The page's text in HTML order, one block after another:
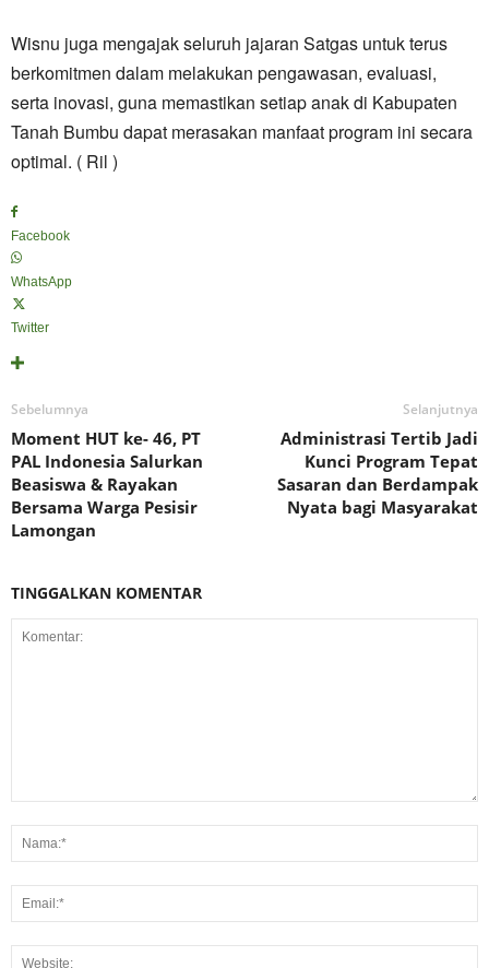
Wisnu juga mengajak seluruh jajaran Satgas untuk terus
berkomitmen dalam melakukan pengawasan, evaluasi,
serta inovasi, guna memastikan setiap anak di Kabupaten
Tanah Bumbu dapat merasakan manfaat program ini secara
optimal. ( Ril )
Facebook
WhatsApp
Twitter
Sebelumnya
Moment HUT ke- 46, PT
PAL Indonesia Salurkan
Beasiswa & Rayakan
Bersama Warga Pesisir
Lamongan
Selanjutnya
Administrasi Tertib Jadi
Kunci Program Tepat
Sasaran dan Berdampak
Nyata bagi Masyarakat
TINGGALKAN KOMENTAR